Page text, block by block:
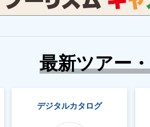
最新ツアー
デジタルカタログ